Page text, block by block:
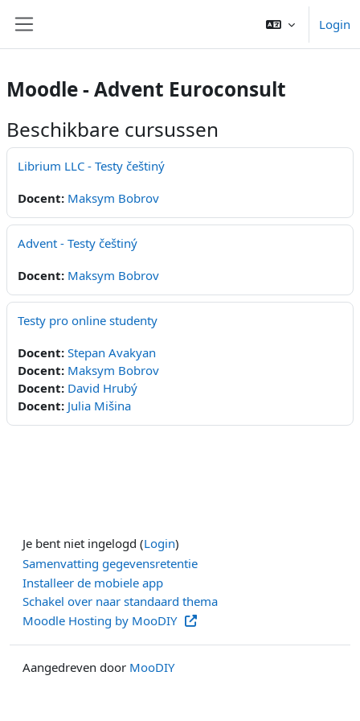
Login
Moodle - Advent Euroconsult
Beschikbare cursussen
Librium LLC - Testy češtiný
Docent: Maksym Bobrov
Advent - Testy češtiný
Docent: Maksym Bobrov
Testy pro online studenty
Docent: Stepan Avakyan
Docent: Maksym Bobrov
Docent: David Hrubý
Docent: Julia Mišina
Je bent niet ingelogd (Login)
Samenvatting gegevensretentie
Installeer de mobiele app
Schakel over naar standaard thema
Moodle Hosting by MooDIY
Aangedreven door MooDIY